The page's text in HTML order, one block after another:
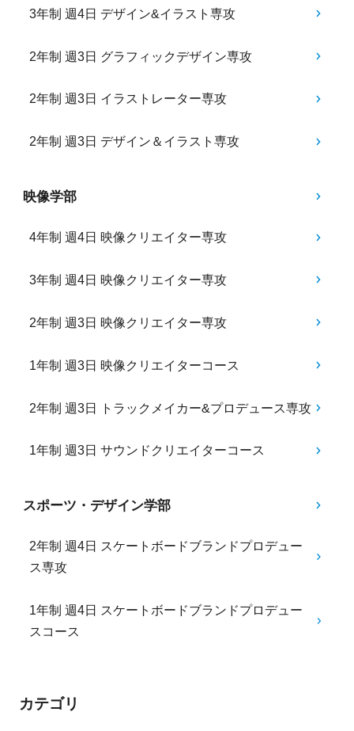
3年制 週4日 デザイン&イラスト専攻
2年制 週3日 グラフィックデザイン専攻
2年制 週3日 イラストレーター専攻
2年制 週3日 デザイン＆イラスト専攻
映像学部
4年制 週4日 映像クリエイター専攻
3年制 週4日 映像クリエイター専攻
2年制 週3日 映像クリエイター専攻
1年制 週3日 映像クリエイターコース
2年制 週3日 トラックメイカー&プロデュース専攻
1年制 週3日 サウンドクリエイターコース
スポーツ・デザイン学部
2年制 週4日 スケートボードブランドプロデュー
ス専攻
1年制 週4日 スケートボードブランドプロデュー
スコース
カテゴリ